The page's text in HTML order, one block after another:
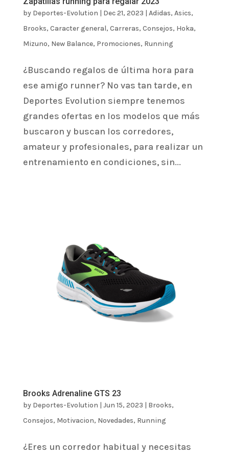
by Deportes-Evolution | Dec 21, 2023 | Adidas, Asics,
Brooks, Caracter general, Carreras, Consejos, Hoka,
Mizuno, New Balance, Promociones, Running
¿Buscando regalos de última hora para
ese amigo runner? No vas tan tarde, en
Deportes Evolution siempre tenemos
grandes ofertas en los modelos que más
buscaron y buscan los corredores,
amateur y profesionales, para realizar un
entrenamiento en condiciones, sin...
Brooks Adrenaline GTS 23
by Deportes-Evolution | Jun 15, 2023 | Brooks,
Consejos, Motivacion, Novedades, Running
¿Eres un corredor habitual y necesitas